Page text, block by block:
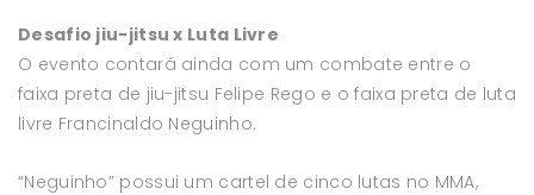
Desafio jiu-jitsu x Luta Livre
O evento contará ainda com um combate entre o
faixa preta de jiu-jitsu Felipe Rego e o faixa preta de luta
livre Francinaldo Neguinho.
“Neguinho” possui um cartel de cinco lutas no MMA,